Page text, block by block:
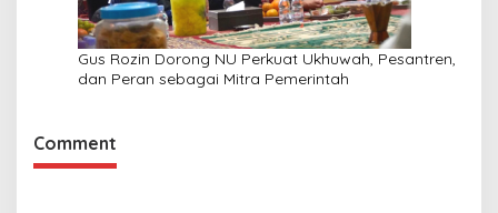
Gus Rozin Dorong NU Perkuat Ukhuwah, Pesantren,
dan Peran sebagai Mitra Pemerintah
Comment